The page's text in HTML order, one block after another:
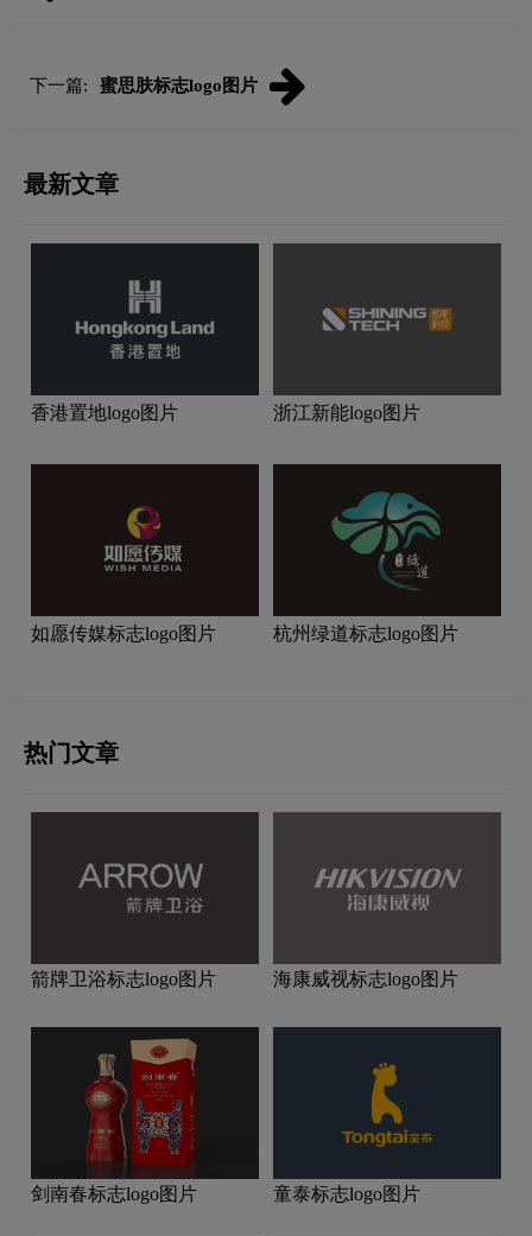
下一篇: 蜜思肤标志logo图片
最新文章
香港置地logo图片 浙江新能logo图片
如愿传媒标志logo图片 杭州绿道标志logo图片
热门文章
箭牌卫浴标志logo图片 海康威视标志logo图片
剑南春标志logo图片 童泰标志logo图片